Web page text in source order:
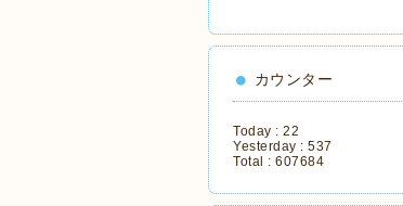
カウンター
Today : 22
Yesterday : 537
Total : 607684